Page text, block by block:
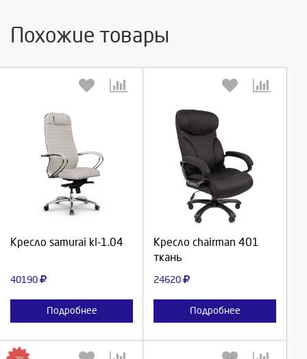
Похожие товары
Кресло samurai kl-1.04
40190
Подробнее
Выберите количество:
Кресло chairman 401
ткань
24620
Подробнее
Выберите количество: